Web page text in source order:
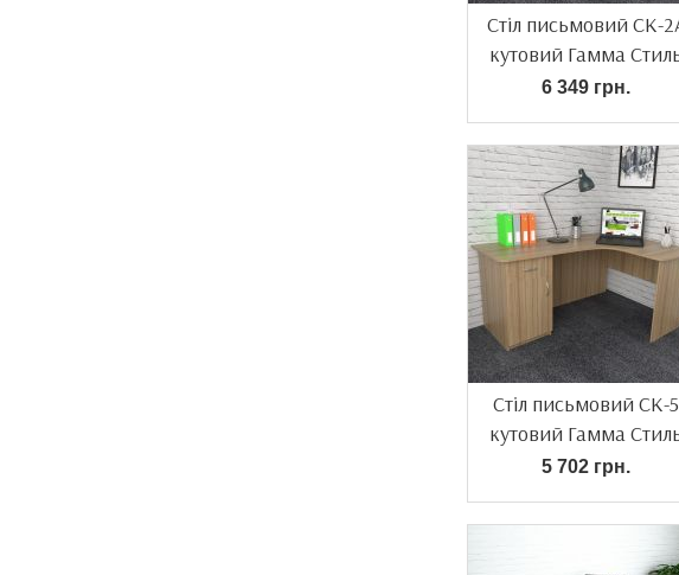
Стіл письмовий СК-
кутовий Гамма
6 349 грн.
Стіл письмовий СК-5
кутовий Гамма
5 702 грн.